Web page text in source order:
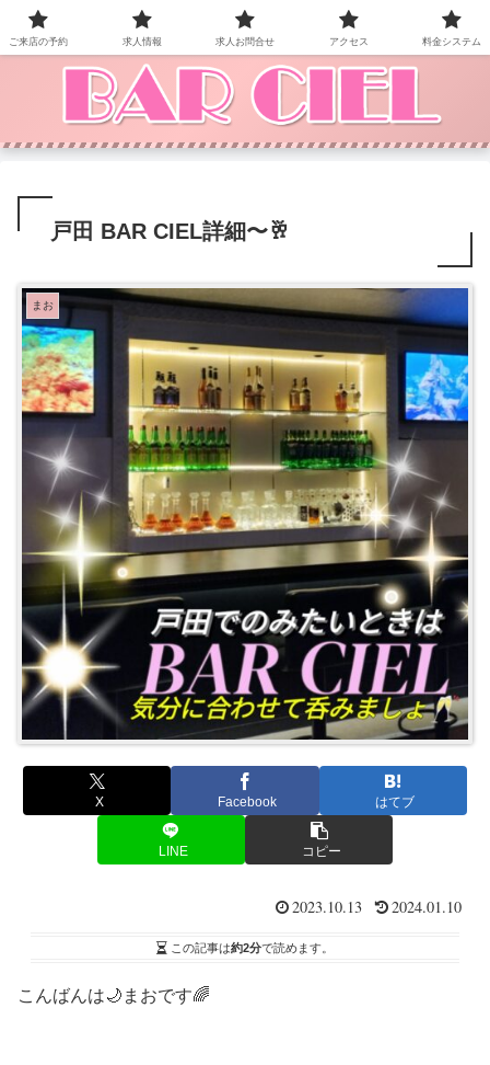
BAR CIEL！ご来店お待ちしています。
戸田 BAR CIEL詳細〜🥂
まお
X Facebook はてブ
LINE コピー
2023.10.13 2024.01.10
この記事は約2分で読めます。
こんばんは🌙まおです🌈
ご来店の予約 求人情報 求人お問合せ アクセス 料金システム